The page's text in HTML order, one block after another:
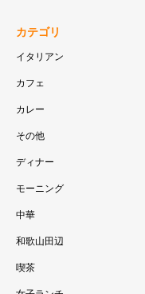
カテゴリ
イタリアン
カフェ
カレー
その他
ディナー
モーニング
中華
和歌山田辺
喫茶